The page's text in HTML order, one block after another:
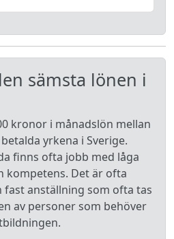
sämsta lönen i
kronor i månadslön mellan
yrkena i Sverige.
finns ofta jobb med låga
kompetens. Det är ofta
anställning som ofta tas
av personer som behöver